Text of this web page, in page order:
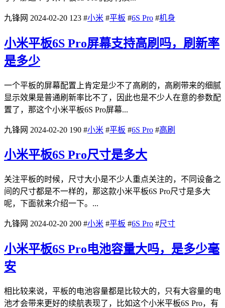
九锋网 2024-02-20 123 #小米 #平板 #6S Pro #机身
小米平板6S Pro屏幕支持高刷吗，刷新率
是多少
一个平板的屏幕配置上肯定是少不了高刷的，高刷带来的细腻
显示效果是普通刷新率比不了，因此也是不少人在意的参数配
置了，那这个小米平板6S Pro屏幕...
九锋网 2024-02-20 190 #小米 #平板 #6S Pro #高刷
小米平板6S Pro尺寸是多大
关注平板的时候，尺寸大小是不少人重点关注的，不同设备之
间的尺寸都是不一样的，那这款小米平板6S Pro尺寸是多大
呢，下面就来介绍一下。...
九锋网 2024-02-20 200 #小米 #平板 #6S Pro #尺寸
小米平板6S Pro电池容量大吗，是多少毫
安
相比较来说，平板的电池容量都是比较大的，只有大容量的电
池才会带来更好的续航表现了，比如这个小米平板6S Pro，有